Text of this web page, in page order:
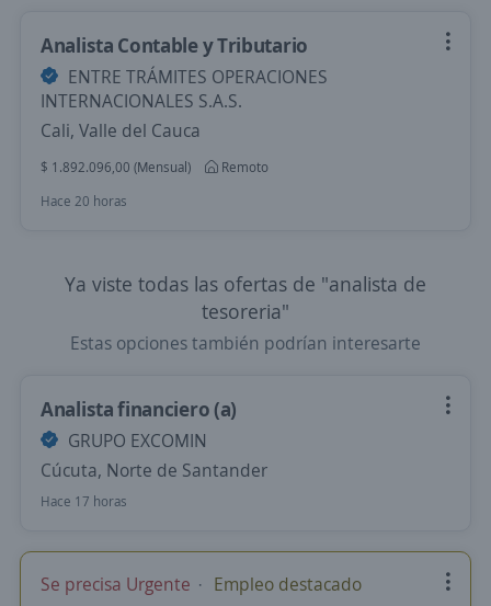
Analista Contable y Tributario
ENTRE TRÁMITES OPERACIONES
INTERNACIONALES S.A.S.
Cali, Valle del Cauca
$ 1.892.096,00 (Mensual)
Remoto
Hace 20 horas
Ya viste todas las ofertas de "analista de
tesoreria"
Estas opciones también podrían interesarte
Analista financiero (a)
GRUPO EXCOMIN
Cúcuta, Norte de Santander
Hace 17 horas
Se precisa Urgente Empleo destacado